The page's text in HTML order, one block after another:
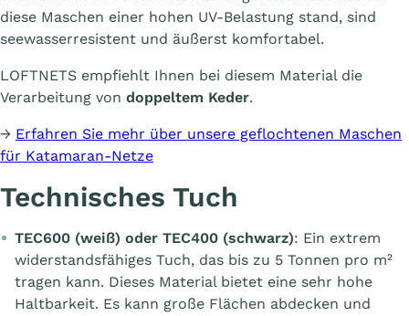
diese Maschen einer hohen UV-Belastung stand, sind
seewasserresistent und äußerst komfortabel.
LOFTNETS empfiehlt Ihnen bei diesem Material die
Verarbeitung von doppeltem Keder.
→ Erfahren Sie mehr über unsere geflochtenen Maschen
für Katamaran-Netze
Technisches Tuch
TEC600 (weiß) oder TEC400 (schwarz): Ein extrem
widerstandsfähiges Tuch, das bis zu 5 Tonnen pro m²
tragen kann. Dieses Material bietet eine sehr hohe
Haltbarkeit. Es kann große Flächen abdecken und